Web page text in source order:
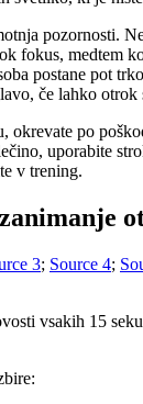
pozornosti.
fokus, medtem
postane pot
če lahko otrok
okrevate po
uporabite
v trening.
3; Source 4;
vsakih 15